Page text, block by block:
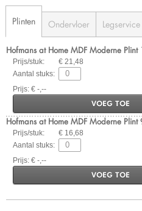
Plinten Ondervloer Legservice
Hofmans at Home MDF Moderne
Prijs/stuk:
€ 21,48
Aantal stuks:
Prijs: € -,--
VOEG TOE
Hofmans at Home MDF Moderne
Prijs/stuk:
€ 16,68
Aantal stuks:
Prijs: € -,--
VOEG TOE